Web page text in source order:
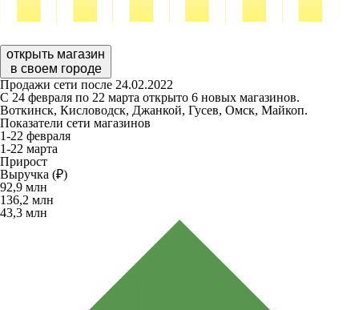
открыть магазин
в своем городе
Продажи сети после 24.02.2022
С 24 февраля по 22 марта открыто 6 новых магазинов.
Воткинск, Кисловодск, Джанкой, Гусев, Омск, Майкоп.
Показатели сети магазинов
1-22 февраля
1-22 марта
Прирост
Выручка (₽)
92,9 млн
136,2 млн
43,3 млн